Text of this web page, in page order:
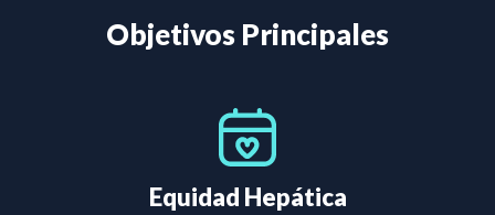
Objetivos Principales
Equidad Hepática